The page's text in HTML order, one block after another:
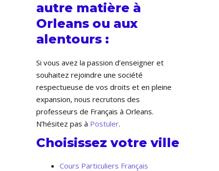
autre matière à
Orleans ou aux
alentours :
Si vous avez la passion d’enseigner et
souhaitez rejoindre une société
respectueuse de vos droits et en pleine
expansion, nous recrutons des
professeurs de Français à Orleans.
N’hésitez pas à Postuler.
Choisissez votre ville
Cours Particuliers Français